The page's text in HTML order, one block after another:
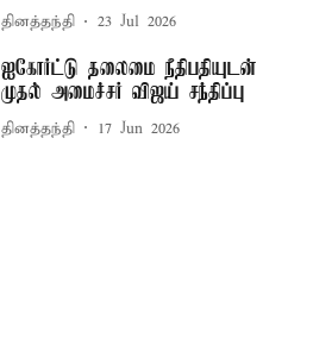
தினத்தந்தி 23 Jul 2026
ஐகோர்ட்டு தலைமை நீதிபதியுடன்
முதல் அமைச்சர் விஜய் சந்திப்பு
தினத்தந்தி 17 Jun 2026